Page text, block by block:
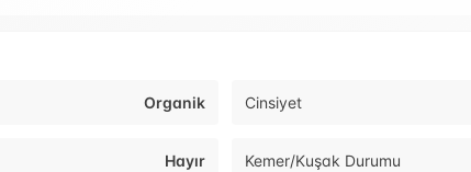
Organik Cinsiyet
Hayır Kemer/Kuşak Durumu